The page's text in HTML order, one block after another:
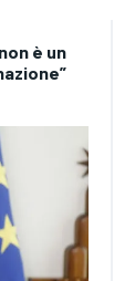
è un